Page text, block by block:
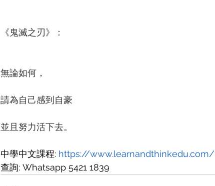
《鬼滅之刃》：
無論如何，
請為自己感到自豪
並且努力活下去。
中學中文課程: https://www.learnandthinkedu.com/
查詢: Whatsapp 5421 1839